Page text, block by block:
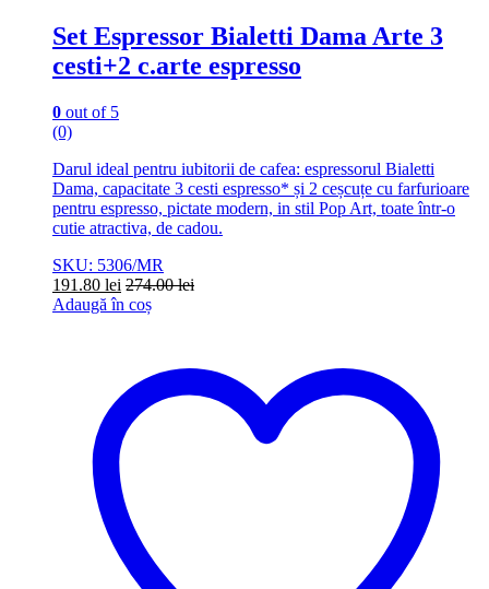
Set Espressor Bialetti Dama Arte 3
cesti+2 c.arte espresso
0 out of 5
(0)
Darul ideal pentru iubitorii de cafea: espressorul Bialetti
Dama, capacitate 3 cesti espresso* și 2 ceșcuțe cu farfurioare
pentru espresso, pictate modern, in stil Pop Art, toate într-o
cutie atractiva, de cadou.
SKU: 5306/MR
191.80 lei 274.00lei
Adaugă în coș